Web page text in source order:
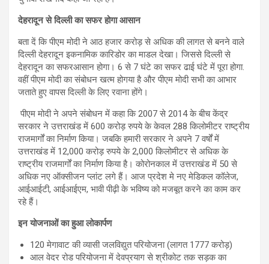
देहरादून से दिल्ली का सफर होगा आसान
बता दें कि पीएम मोदी ने आठ हजार करोड़ से अधिक की लागत से बनने वाले
दिल्‍ली देहरादून इकनामिक कारिडोर का माडल देखा। जिससे दिल्ली से
देहरादून का सफरआसान होगा। 6 से 7 घंटे का सफर ढाई घंटे में पूरा होगा.
वहीं पीएम मोदी का संबोधन खत्म होगया है और पीएम मोदी सभी का आभार
जताते हुए वापस दिल्ली के लिए रवाना होंगे।
पीएम मोदी ने अपने संबोधन में कहा कि 2007 से 2014 के बीच केंद्र
सरकार ने उत्तराखंड में 600 करोड़ रुपये के केवल 288 किलोमीटर राष्ट्रीय
राजमार्गों का निर्माण किया। जबकि हमारी सरकार ने अपने 7 वर्षों में
उत्तराखंड में 12,000 करोड़ रुपये के 2,000 किलोमीटर से अधिक के
राष्ट्रीय राजमार्गों का निर्माण किया है। कोरोनकाल में उत्तराखंड में 50 से
अधिक नए ऑक्सीजन प्लांट लगे हैं। आज प्रदेश मे नए मेडिकल कॉलेज,
आईआईटी, आईआईएम, भावी पीढ़ी के भविष्य को मजबूत करने का काम कर
रहे हैं।
इन योजनाओं का हुआ लोकार्पण
120 मेगावाट की व्यासी जलविद्युत परियोजना (लागत 1777 करोड़)
आल वेदर रोड परियोजना में देवप्रयाग से श्रीकोट तक सड़क का